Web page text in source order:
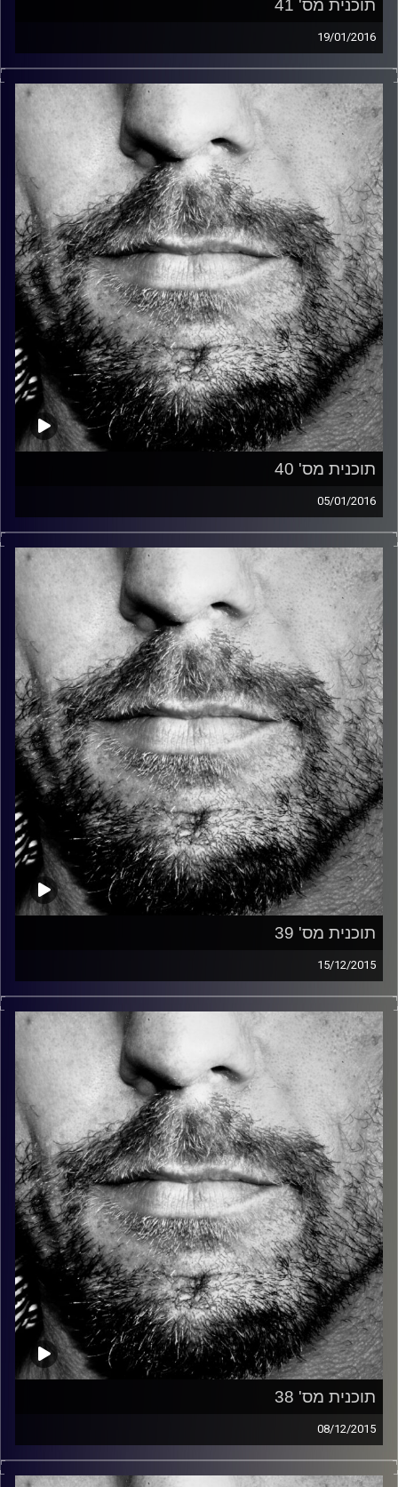
תוכנית מס' 41
19/01/2016
זיפים, מוזיקה מחוספסת של הופעות חיות. הרבה ג'אם, רוק,
בלוז, bluegrass, ג'אז, Fאנק, פרוגרסיב ואפילו אלקטרוניקה.
כל מה שחי, אמיתי ונושם.
עם שמוליק רגב.
קרדיט תמונות: David Goehring
תוכנית מס' 40
05/01/2016
זיפים, מוזיקה מחוספסת של הופעות חיות. הרבה ג'אם, רוק,
בלוז, bluegrass, ג'אז, Fאנק, פרוגרסיב ואפילו אלקטרוניקה.
כל מה שחי, אמיתי ונושם.
עם שמוליק רגב.
קרדיט תמונות: David Goehring
תוכנית מס' 39
15/12/2015
זיפים, מוזיקה מחוספסת של הופעות חיות. הרבה ג'אם, רוק,
בלוז, bluegrass, ג'אז, Fאנק, פרוגרסיב ואפילו אלקטרוניקה.
כל מה שחי, אמיתי ונושם.
עם שמוליק רגב.
קרדיט תמונות: David Goehring
תוכנית מס' 38
08/12/2015
זיפים, מוזיקה מחוספסת של הופעות חיות. הרבה ג'אם, רוק,
בלוז, bluegrass, ג'אז, Fאנק, פרוגרסיב ואפילו אלקטרוניקה.